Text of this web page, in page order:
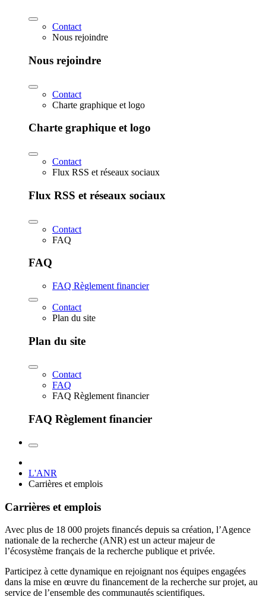
Contact
Nous rejoindre
Nous rejoindre
Contact
Charte graphique et logo
Charte graphique et logo
Contact
Flux RSS et réseaux sociaux
Flux RSS et réseaux sociaux
Contact
FAQ
FAQ
FAQ Règlement financier
Contact
Plan du site
Plan du site
Contact
FAQ
FAQ Règlement financier
FAQ Règlement financier
L'ANR
Carrières et emplois
Carrières et emplois
Avec plus de 18 000 projets financés depuis sa création, l’Agence
nationale de la recherche (ANR) est un acteur majeur de
l’écosystème français de la recherche publique et privée.
Participez à cette dynamique en rejoignant nos équipes engagées
dans la mise en œuvre du financement de la recherche sur projet, au
service de l’ensemble des communautés scientifiques.